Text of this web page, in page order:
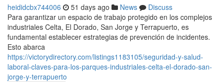
heididcbx744006 51 days ago News
Discuss
Para garantizar un espacio de trabajo protegido en los complejos
industriales Celta, El Dorado, San Jorge y Terrapuerto, es
fundamental establecer estrategias de prevención de incidentes.
Esto abarca
https://victorydirectory.com/listings1183105/seguridad-y-salud-
laboral-claves-para-los-parques-industriales-celta-el-dorado-san-
jorge-y-terrapuerto